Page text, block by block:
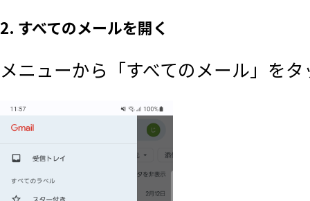
2. すべてのメールを開く
メニューから「すべてのメール」を